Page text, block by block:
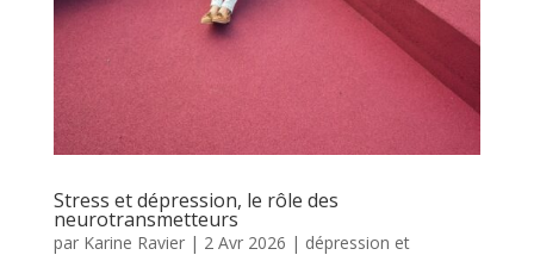
Stress et dépression, le rôle des
neurotransmetteurs
par Karine Ravier| 2 Avr 2026 | dépression et